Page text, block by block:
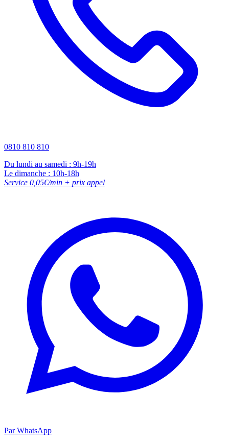
0810 810 810
Du lundi au samedi : 9h-19h
Le dimanche : 10h-18h
Service 0,05€/min + prix appel
Par WhatsApp